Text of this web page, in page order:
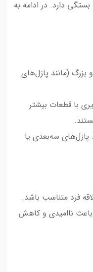
دارد. در ادامه به
و بزرگ (مانند پازل‌های
تصویری با قطعات بیشتر
پازل‌های سه‌بعدی یا
فرد متناسب باشد.
ناامیدی و کاهش